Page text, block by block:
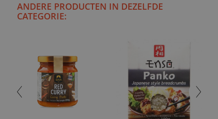
ANDERE PRODUCTEN IN DEZELFDE
CATEGORIE: